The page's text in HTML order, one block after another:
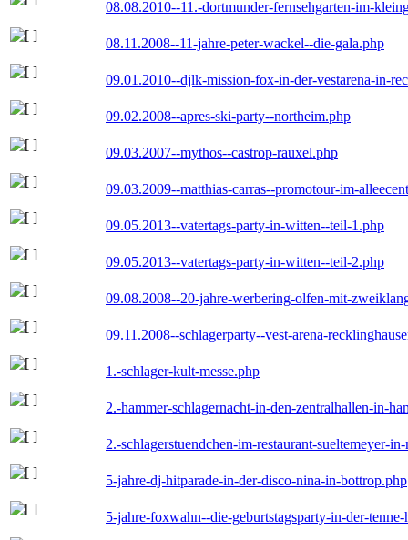
08.08.2010--11.-dortmunder-fernsehgarten-im-
08.11.2008--11-jahre-peter-wackel--die-gala.php
09.01.2010--djlk-mission-fox-in-der-vestarena-in-
09.02.2008--apres-ski-party--northeim.php
09.03.2007--mythos--castrop-rauxel.php
09.03.2009--matthias-carras--promotour-im-
09.05.2013--vatertags-party-in-witten--teil-1.php
09.05.2013--vatertags-party-in-witten--teil-2.php
09.08.2008--20-jahre-werbering-olfen-mit-
09.11.2008--schlagerparty--vest-arena-
1.-schlager-kult-messe.php
2.-hammer-schlagernacht-in-den-zentralhallen-in-
2.-schlagerstuendchen-im-restaurant-sueltemeyer-
5-jahre-dj-hitparade-in-der-disco-nina-in-bottrop.php
5-jahre-foxwahn--die-geburtstagsparty-in-der-tenne-